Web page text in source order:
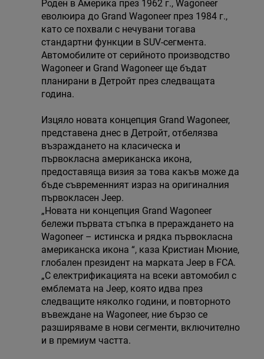
Роден в Америка през 1962 г., Wagoneer
еволюира до Grand Wagoneer през 1984 г.,
като се похвали с нечувани тогава
стандартни функции в SUV-сегмента.
Автомобилите от серийното производство
Wagoneer и Grand Wagoneer ще бъдат
планирани в Детройт през следващата
година.
Изцяло новата концепция Grand Wagoneer,
представена днес в Детройт, отбелязва
възраждането на класическа и
първокласна американска икона,
предоставяща визия за това какъв може да
бъде съвременният израз на оригиналния
първокласен Jeep.
„Новата ни концепция Grand Wagoneer
бележи първата стъпка в прераждането на
Wagoneer – истинска и рядка първокласна
американска икона “, каза Кристиан Мюние,
глобален президент на марката Jeep в FCA.
„С електрификацията на всеки автомобил с
емблемата на Jeep, която идва през
следващите няколко години, и повторното
въвеждане на Wagoneer, ние бързо се
разширяваме в нови сегменти, включително
и в премиум частта.